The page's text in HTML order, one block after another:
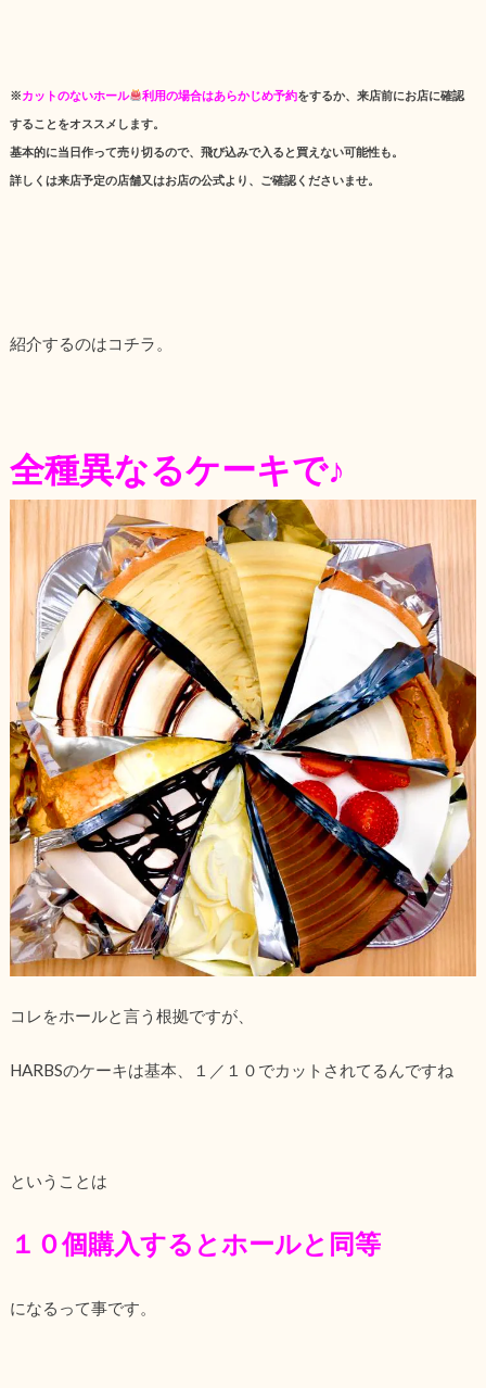
※カットのないホール 利用の場合はあらかじめ予約をするか、来店前にお店に確認
することをオススメします。
基本的に当日作って売り切るので、飛び込みで入ると買えない可能性も。
詳しくは来店予定の店舗又はお店の公式より、ご確認くださいませ。
紹介するのはコチラ。
全種異なるケーキで♪
コレをホールと言う根拠ですが、
HARBSのケーキは基本、１／１０でカットされてるんですね
ということは
１０個購入するとホールと同等
になるって事です。